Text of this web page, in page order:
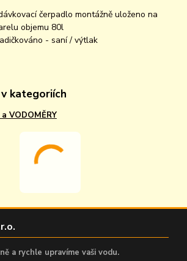
čerpadlo montážně uloženo na
objemu 80l
- saní / výtlak
kategoriích
VODOMĚRY
a rychle upravíme vaši vodu.